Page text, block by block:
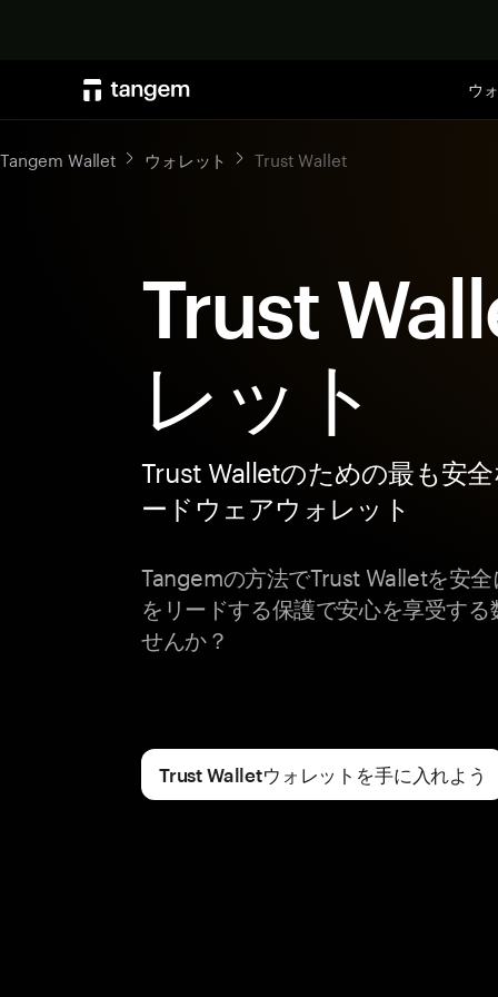
ウ
Tangem Wallet ウォレット Trust Wallet
Trust
レット
Trust Walletのための最も安
ードウェアウォレット
Tangemの方法でTrust Walletを安
をリードする保護で安心を享受す
せんか？
Trust Walletウォレットを手に入れよう